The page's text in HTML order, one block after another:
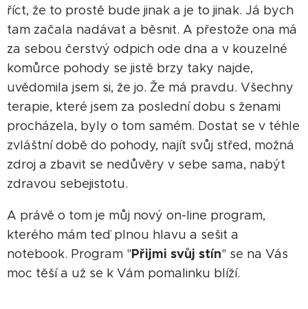
říct, že to prostě bude jinak a je to jinak. Já bych
tam začala nadávat a běsnit. A přestože ona má
za sebou čerstvý odpich ode dna a v kouzelné
komůrce pohody se jistě brzy taky najde,
uvědomila jsem si, že jo. Že má pravdu. Všechny
terapie, které jsem za poslední dobu s ženami
procházela, byly o tom samém. Dostat se v téhle
zvláštní době do pohody, najít svůj střed, možná
zdroj a zbavit se nedůvěry v sebe sama, nabýt
zdravou sebejistotu.
A právě o tom je můj nový on-line program,
kterého mám teď plnou hlavu a sešit a
notebook. Program "Přijmi svůj stín" se na Vás
moc těší a už se k Vám pomalinku blíží.